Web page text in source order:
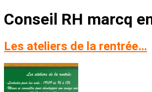
Conseil RH marcq
Les ateliers de la rentrée…